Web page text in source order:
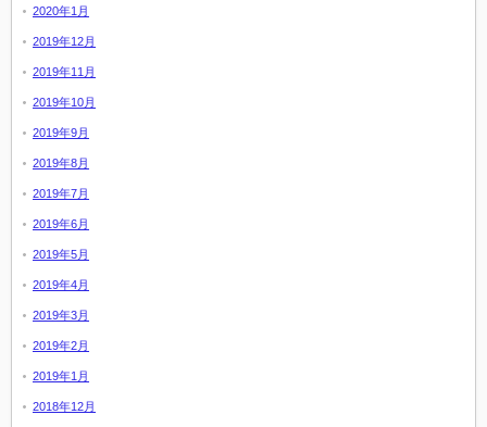
2020年1月
2019年12月
2019年11月
2019年10月
2019年9月
2019年8月
2019年7月
2019年6月
2019年5月
2019年4月
2019年3月
2019年2月
2019年1月
2018年12月